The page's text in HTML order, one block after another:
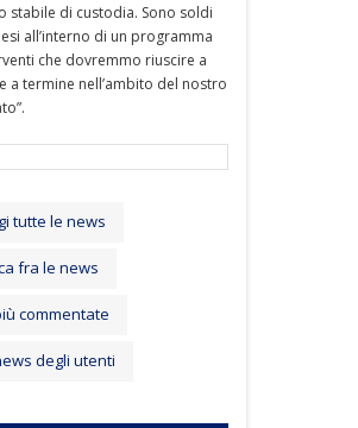
stabile di custodia. Sono soldi
all’interno di un programma
che dovremmo riuscire a
a termine nell’ambito del nostro
tutte le news
fra le news
commentate
degli utenti